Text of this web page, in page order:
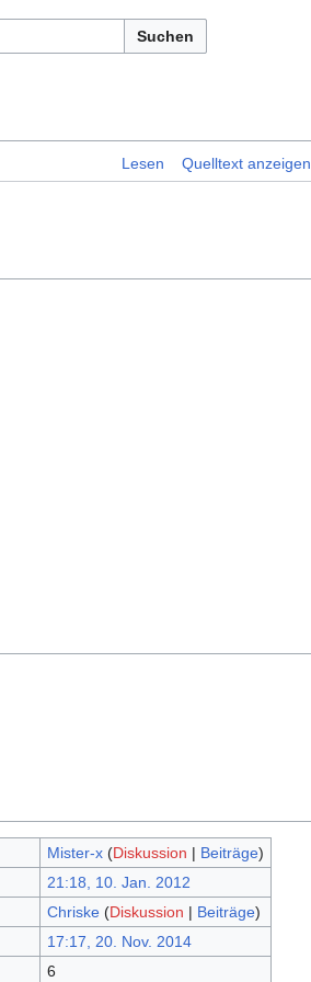
Suchen
Lesen Quelltext anzeigen
Mister-x (Diskussion | Beiträge)
21:18, 10. Jan. 2012
Chriske (Diskussion | Beiträge)
17:17, 20. Nov. 2014
6